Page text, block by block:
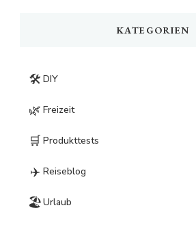
KATEGORIEN
🛠️ DIY
🌿 Freizeit
🛒 Produkttests
✈️ Reiseblog
🏖️Urlaub